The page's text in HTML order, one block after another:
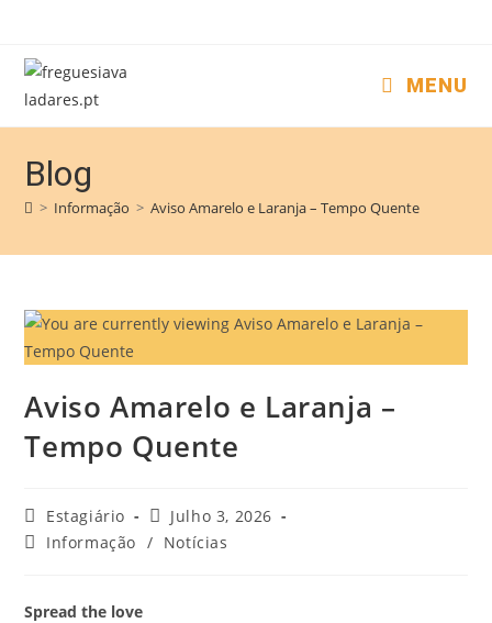
MENU
Blog
> Informação > Aviso Amarelo e Laranja – Tempo Quente
Aviso Amarelo e Laranja –
Tempo Quente
Estagiário
Julho 3, 2026
Informação / Notícias
Spread the love